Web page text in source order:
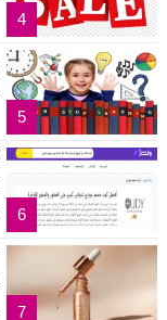
4
5
6
7